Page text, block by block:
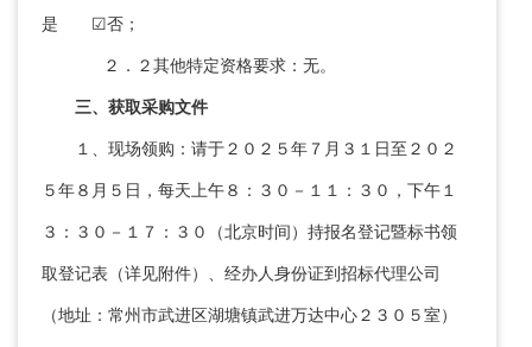
是 ☑否；
２．２其他特定资格要求：无。
三、获取采购文件
１、现场领购：请于２０２５年７月３１日至２０２
５年８月５日，每天上午８：３０－１１：３０，下午１
３：３０－１７：３０（北京时间）持报名登记暨标书领
取登记表（详见附件）、经办人身份证到招标代理公司
（地址：常州市武进区湖塘镇武进万达中心２３０５室）